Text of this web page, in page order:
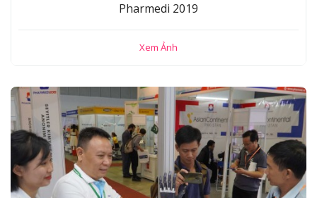
Pharmedi 2019
Xem Ảnh